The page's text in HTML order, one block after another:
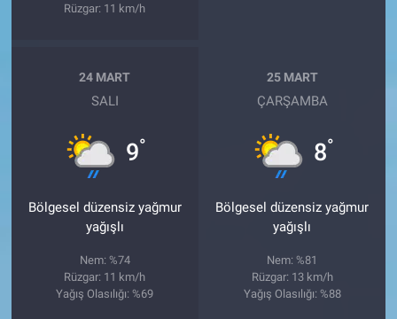
Rüzgar: 11 km/h
24 MART
SALI
9°
Bölgesel düzensiz yağmur
yağışlı
Nem: %74
Rüzgar: 11 km/h
Yağış Olasılığı: %69
25 MART
ÇARŞAMBA
8°
Bölgesel düzensiz yağmur
yağışlı
Nem: %81
Rüzgar: 13 km/h
Yağış Olasılığı: %88